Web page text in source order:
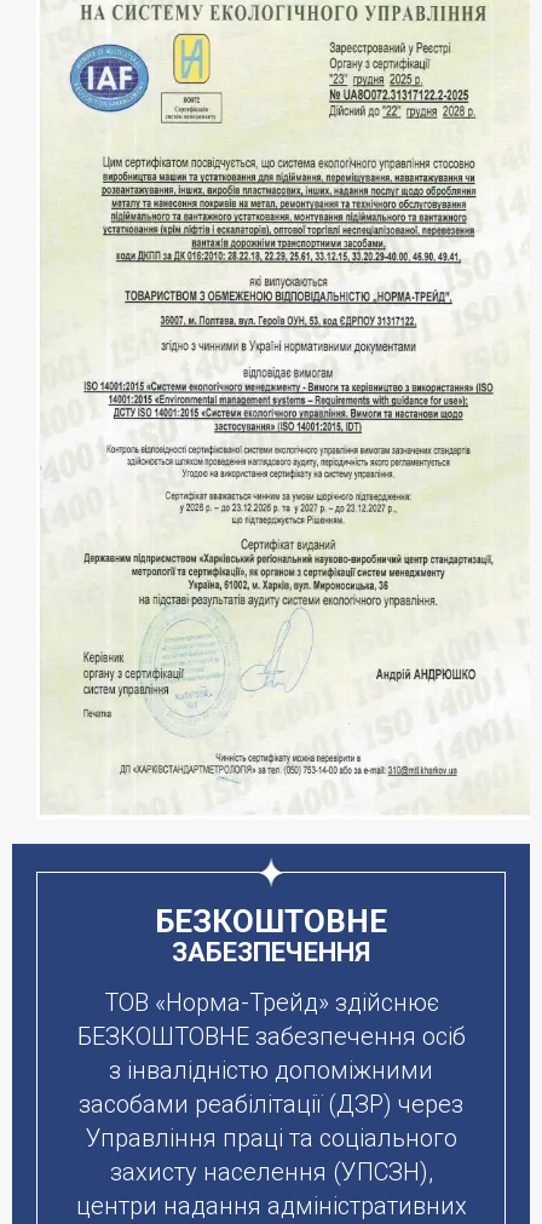
БЕЗКОШТОВНЕ
ЗАБЕЗПЕЧЕННЯ
ТОВ «Норма-Трейд» здійснює
БЕЗКОШТОВНЕ забезпечення осіб
з інвалідністю допоміжними
засобами реабілітації (ДЗР) через
Управління праці та соціального
захисту населення (УПСЗН),
центри надання адміністративних